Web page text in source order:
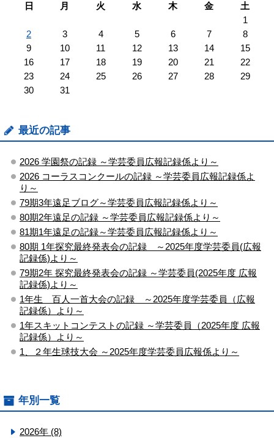
日
月 火 水 木 金
土
1
2
3 4 5 6 7
8
9
10 11 12 13 14
15
16
17 18 19 20 21
22
23
24 25 26 27 28
29
30
31
最近の記事
2026 学園祭の記録 ～学芸委員広報記録係より～
2026 コーラスコンクールの記録 ～学芸委員広報記録係よ
り～
79期3年遠足ブログ～学芸委員広報記録係より～
80期2年遠足の記録 ～学芸委員広報記録係より～
81期1年遠足の記録～学芸委員広報記録係より～
80期 1年探究最終発表会の記録 ～2025年度学芸委員(広報
記録係)より～
79期2年 探究最終発表会の記録 ～学芸委員(2025年度 広報
記録係)より～
1年生 百人一首大会の記録 ～2025年度学芸委員（広報
記録係）より～
1年スキットコンテストの記録 ～学芸委員（2025年度 広報
記録係）より～
1、２年生球技大会 ～2025年度学芸委員広報係より～
年別一覧
2026年 (8)